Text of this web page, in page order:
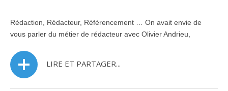
Rédaction, Rédacteur, Référencement … On avait envie de
vous parler du métier de rédacteur avec Olivier Andrieu,
LIRE ET PARTAGER...